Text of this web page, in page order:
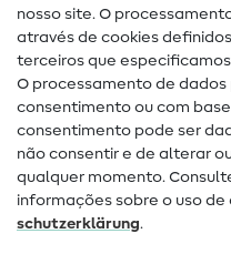
Ajuda e contacto
Contacto
Mudança de proprietário
Perguntas frequentes (FAQ)
Direito de cancelamento
Popular
nosso site. O
através de cookies
terceiros que
O processamento de
consentimento ou com
consentimento pode ser
não consentir e de alterar
qualquer momento.
informações sobre o uso de
schutz­erklärung.